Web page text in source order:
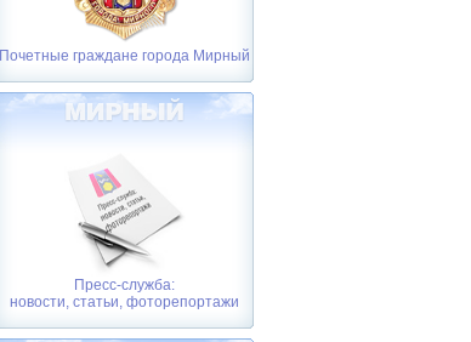
Почетные граждане города Мирный
Пресс-служба:
новости, статьи, фоторепортажи